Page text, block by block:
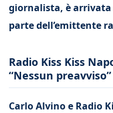
giornalista, è
parte dell’emittente
Radio Kiss Kiss
“Nessun preavviso”
Carlo Alvino e Radio